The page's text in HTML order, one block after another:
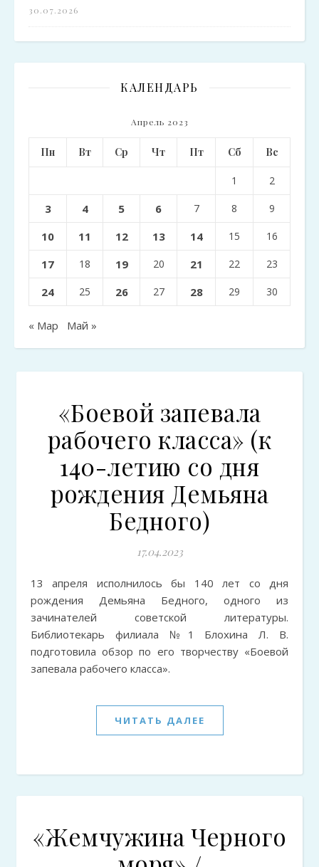
30.07.2026
КАЛЕНДАРЬ
Апрель 2023
Пн Вт Ср Чт Пт Сб Вс
1 2
3 4 5 6 7 8 9
10 11 12 13 14 15 16
17 18 19 20 21 22 23
24 25 26 27 28 29 30
« Мар Май »
«Боевой запевала
рабочего класса» (к
140-летию со дня
рождения Демьяна
Бедного)
17.04.2023
13 апреля исполнилось бы 140 лет со дня
рождения Демьяна Бедного, одного из
зачинателей советской литературы.
Библиотекарь филиала №1 Блохина Л. В.
подготовила обзор по его творчеству «Боевой
запевала рабочего класса».
ЧИТАТЬ ДАЛЕЕ
«Жемчужина Черного